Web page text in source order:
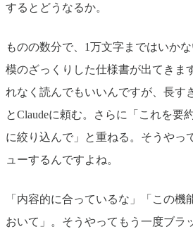
するとどうなるか。
ものの数分で、1万文字まではいか
模のざっくりした仕様書が出てきま
れなく読んでもいいんですが、長す
とClaudeに頼む。さらに「これを要
に絞り込んで」と重ねる。そうやっ
ューするんですよね。
「内容的に合っているな」「この機
おいて」。そうやってもう一度ブラ